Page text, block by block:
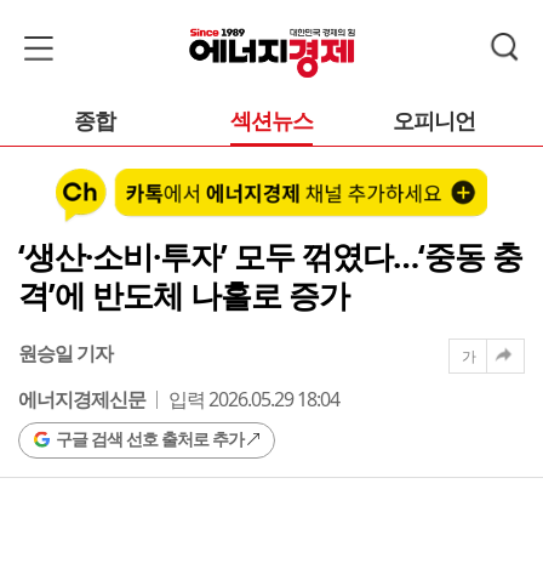
종합 섹션뉴스 오피니언
‘생산·소비·투자’ 모두 꺾였다…‘중동 충
격’에 반도체 나홀로 증가
원승일 기자
에너지경제신문
입력 2026.05.29 18:04
구글 검색 선호 출처로 추가
가